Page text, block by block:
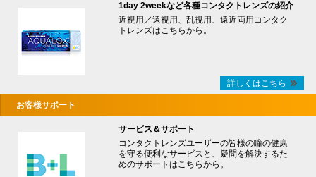
1day 2weekなど各種コンタクトレンズの紹介
近視用／遠視用、乱視用、遠近両用コンタク
トレンズはこちらから。
詳しくはこちら
お客様サポート
サービス＆サポート
コンタクトレンズユーザーの皆様の瞳の健康
を守る便利なサービスと、疑問を解決するた
めのサポートはこちらから。